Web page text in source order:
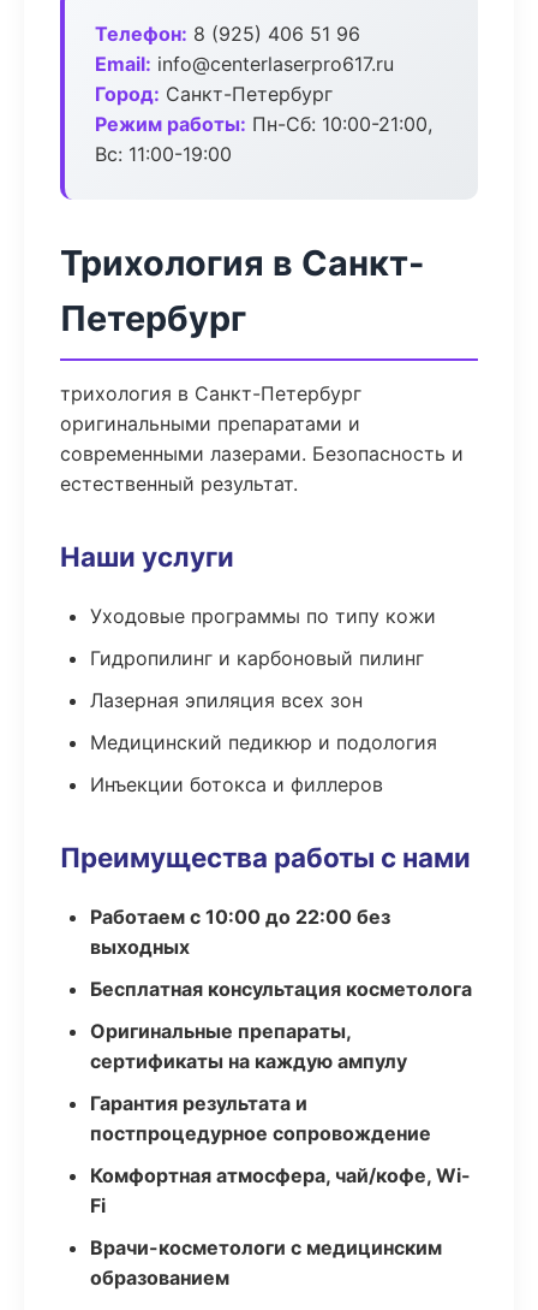
Телефон: 8 (925) 406 51 96
Email: info@centerlaserpro617.ru
Город: Санкт-Петербург
Режим работы: Пн-Сб: 10:00-21:00,
Вс: 11:00-19:00
Трихология в Санкт-
Петербург
трихология в Санкт-Петербург
оригинальными препаратами и
современными лазерами. Безопасность и
естественный результат.
Наши услуги
Уходовые программы по типу кожи
Гидропилинг и карбоновый пилинг
Лазерная эпиляция всех зон
Медицинский педикюр и подология
Инъекции ботокса и филлеров
Преимущества работы с нами
Работаем с 10:00 до 22:00 без
выходных
Бесплатная консультация косметолога
Оригинальные препараты,
сертификаты на каждую ампулу
Гарантия результата и
постпроцедурное сопровождение
Комфортная атмосфера, чай/кофе, Wi-
Fi
Врачи-косметологи с медицинским
образованием